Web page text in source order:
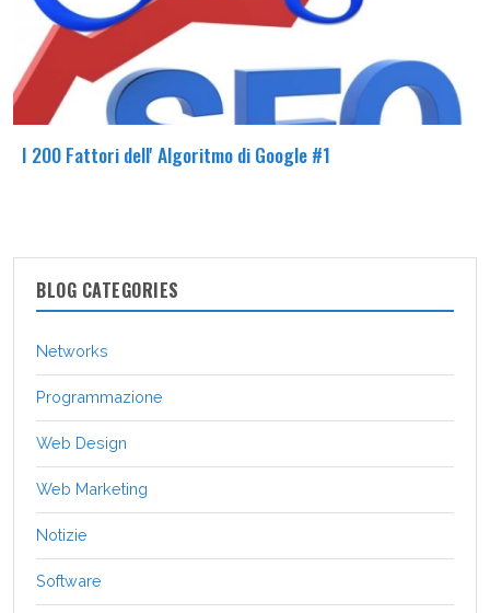
I 200 Fattori dell' Algoritmo di Google #1
BLOG CATEGORIES
Networks
Programmazione
Web Design
Web Marketing
Notizie
Software